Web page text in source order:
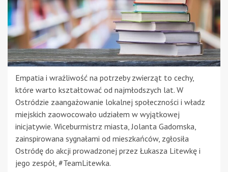
Empatia i wrażliwość na potrzeby zwierząt to cechy,
które warto kształtować od najmłodszych lat. W
Ostródzie zaangażowanie lokalnej społeczności i władz
miejskich zaowocowało udziałem w wyjątkowej
inicjatywie. Wiceburmistrz miasta, Jolanta Gadomska,
zainspirowana sygnałami od mieszkańców, zgłosiła
Ostródę do akcji prowadzonej przez Łukasza Litewkę i
jego zespół, #TeamLitewka.